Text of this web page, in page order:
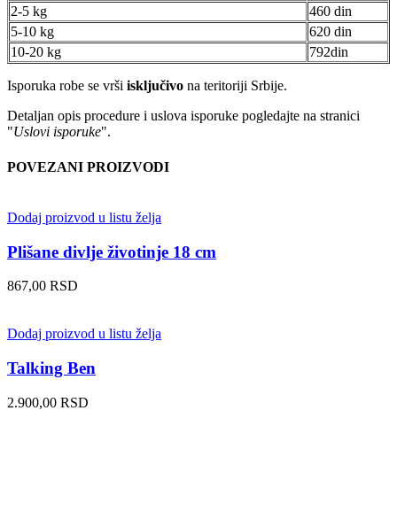
2-5 kg
460 din
5-10 kg
620 din
10-20 kg
792din
Isporuka robe se vrši isključivo na teritoriji Srbije.
Detaljan opis procedure i uslova isporuke pogledajte na stranici
"Uslovi isporuke".
POVEZANI PROIZVODI
Dodaj proizvod u listu želja
Plišane divlje životinje 18 cm
867,00 RSD
Dodaj proizvod u listu želja
Talking Ben
2.900,00 RSD